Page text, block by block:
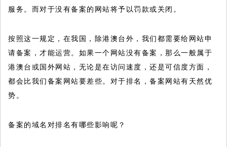
服务。而对于没有备案的网站将予以罚款或关闭。
按照这一规定，在我国，除港澳台外，我们都需要给网站申
请备案，才能运营。如果一个网站没有备案，那么一般属于
港澳台或国外网站，无论是在访问速度，还是可信度方面，
都会比我们备案网站要差些。对于排名，备案网站有天然优
势。
备案的域名对排名有哪些影响呢？